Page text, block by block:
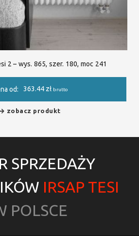
2 – wys. 865, szer. 180, moc 241
od: 363.44 zł brutto
zobacz produkt
SPRZEDAŻY
IRSAP TESI
POLSCE